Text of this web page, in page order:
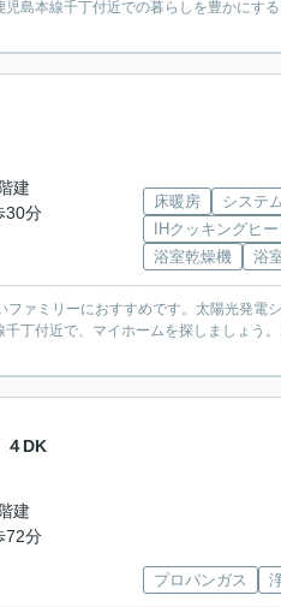
島本線千丁付近での暮らしを豊かにす
建
30分
床暖房
システ
IHクッキングヒ
浴室乾燥機
浴
ァミリーにおすすめです。太陽光発電
丁付近で、マイホームを探しましょう
DK
建
72分
プロパンガス